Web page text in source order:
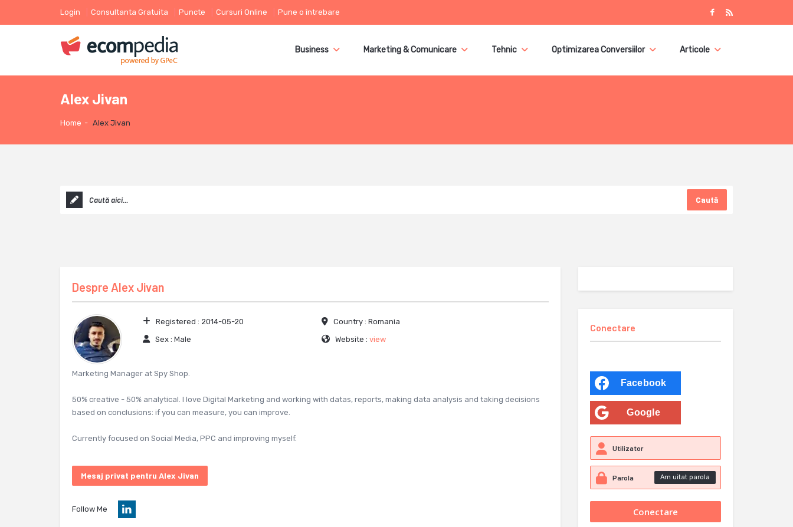
Login Consultanta Gratuita Puncte Cursuri Online Pune o întrebare
Business Marketing & Comunicare Tehnic Optimizarea Conversiilor Articole
Alex Jivan
Home - Alex Jivan
Caută
Despre Alex Jivan
Registered : 2014-05-20 Country : Romania
Sex : Male Website : view
Marketing Manager at Spy Shop.
50% creative - 50% analytical. I love Digital Marketing and working with datas, reports, making data analysis and taking decisions
based on conclusions: if you can measure, you can improve.
Currently focused on Social Media, PPC and improving myself.
Mesaj privat pentru Alex Jivan
Follow Me
Conectare
Facebook
Google
Am uitat parola